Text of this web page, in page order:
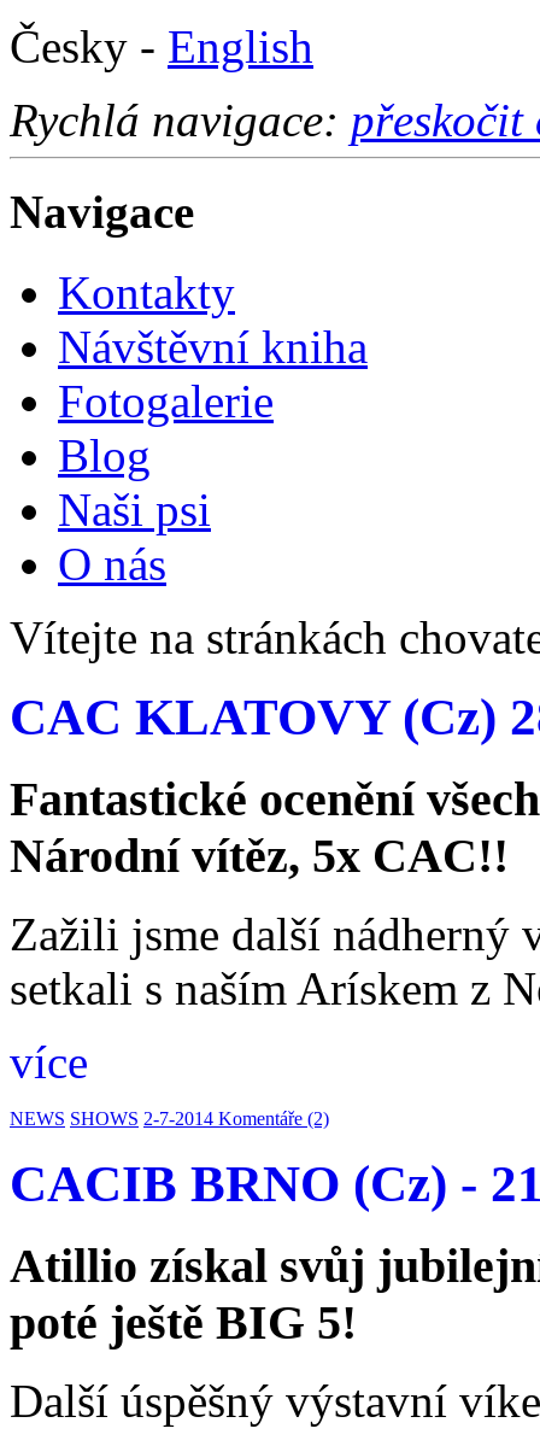
Česky - English
Rychlá navigace: přeskočit
Navigace
Kontakty
Návštěvní kniha
Fotogalerie
Blog
Naši psi
O nás
Vítejte na stránkách
CAC KLATOVY (Cz)
Fantastické ocenění
Národní vítěz, 5x CAC!!
Zažili jsme další nádherný
setkali s naším Arískem z
více
NEWS SHOWS 2-7-2014 Komentáře (2)
CACIB BRNO (Cz) -
Atillio získal svůj
poté ještě BIG 5!
Další úspěšný výstavní